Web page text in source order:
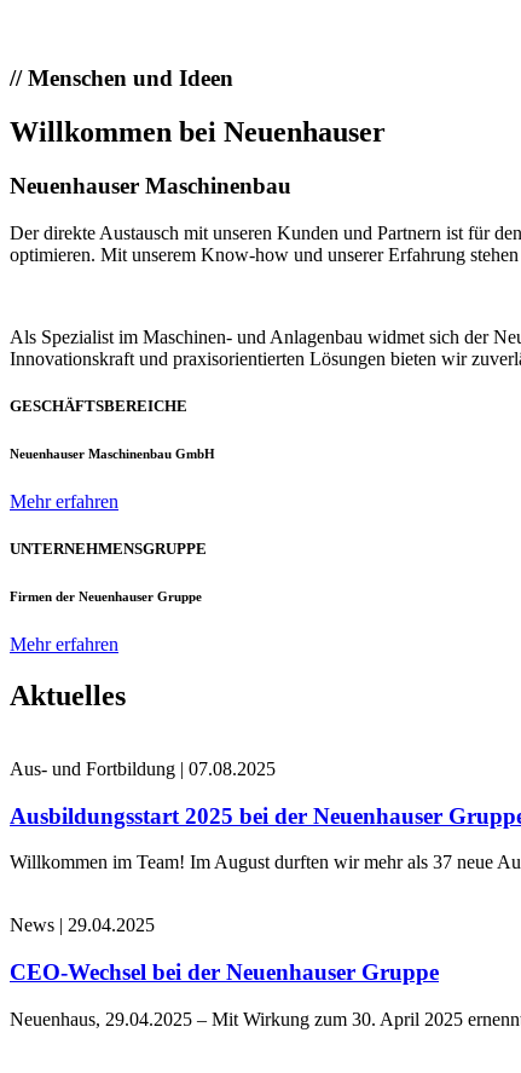
//Menschen und Ideen
Willkommen bei Neuenhauser
Neuenhauser Maschinenbau
Der direkte Austausch mit unseren Kunden und Partnern ist für
optimieren. Mit unserem Know-how und unserer Erfahrung
Als Spezialist im Maschinen- und Anlagenbau widmet sich der
Innovationskraft und praxisorientierten Lösungen bieten wir
GESCHÄFTSBEREICHE
Neuenhauser Maschinenbau GmbH
Mehr erfahren
UNTERNEHMENSGRUPPE
Firmen der Neuenhauser Gruppe
Mehr erfahren
Aktuelles
Aus- und Fortbildung | 07.08.2025
Ausbildungsstart 2025 bei der Neuenhauser
Willkommen im Team! Im August durften wir mehr als 37 neue
News | 29.04.2025
CEO-Wechsel bei der Neuenhauser Gruppe
Neuenhaus, 29.04.2025 – Mit Wirkung zum 30. April 2025